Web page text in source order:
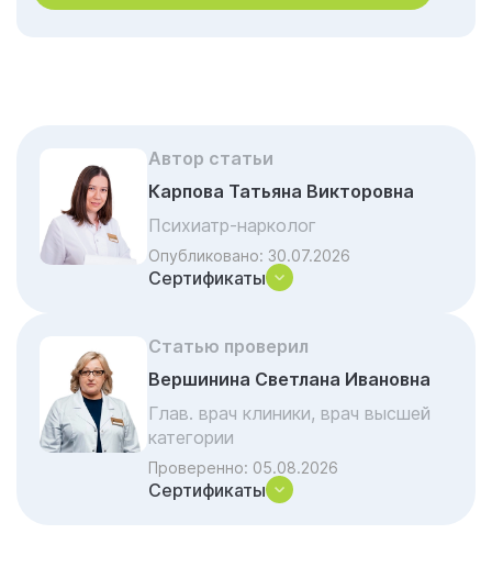
Когда нужно вызвать врача нарколога на
Алгоритм работы врача на выезде
Когда вызывать нарколога на дом нужно
прямо сейчас
Юридическая чистота и этика выездной
Что происходит после отъезда врача?
Вызов частного нарколога vs
Государственная скорая
Нарколог на дом — формат помощи без
Дополнительные аспекты помощи
Автор статьи
Карпова Татьяна Викторовна
Психиатр-нарколог
Опубликовано: 30.07.2026
Сертификаты
Статью проверил
Вершинина Светлана Ивановна
Глав. врач клиники, врач высшей
категории
Проверенно: 05.08.2026
Сертификаты